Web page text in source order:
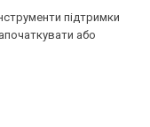
підтримки
або